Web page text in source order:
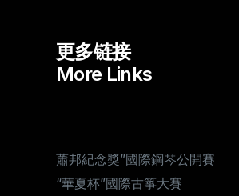
更多链接
More Links
蕭邦紀念獎”國際鋼琴公開賽
“華夏杯”國際古箏大賽